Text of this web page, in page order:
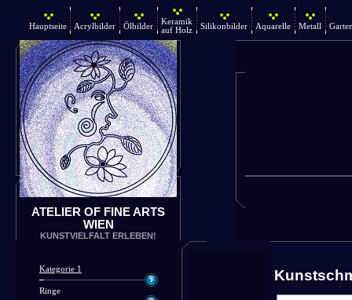
Hauptseite Acrylbilder Ölbilder
Keramik
auf Holz
Silikonbilder Aquarelle Metall
ATELIER OF FINE ARTS
WIEN
KUNSTVIELFALT ERLEBEN!
Kategorie 1
Ringe